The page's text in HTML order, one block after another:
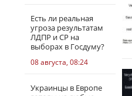
Есть ли реальная
угроза результатам
ЛДПР и СР на
выборах в Госдуму?
08 августа, 08:24
Украинцы в Европе